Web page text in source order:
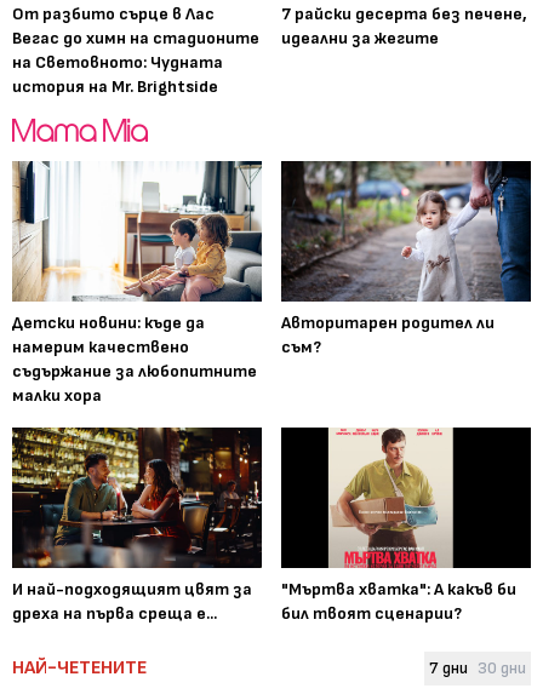
От разбито сърце в Лас
Вегас до химн на стадионите
на Световното: Чудната
история на Mr. Brightside
7 райски десерта без печене,
идеални за жегите
Детски новини: къде да
намерим качествено
съдържание за любопитните
малки хора
Авторитарен родител ли
съм?
И най-подходящият цвят за
дреха на първа среща е...
"Мъртва хватка": А какъв би
бил твоят сценарии?
НАЙ-ЧЕТЕНИТЕ 7 дни 30 дни